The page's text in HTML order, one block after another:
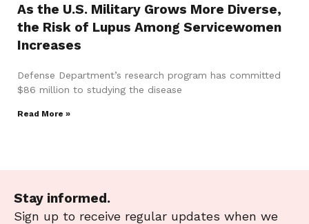
As the U.S. Military Grows More Diverse,
the Risk of Lupus Among Servicewomen
Increases
Defense Department’s research program has committed
$86 million to studying the disease
Read More »
Stay informed.
Sign up to receive regular updates when we